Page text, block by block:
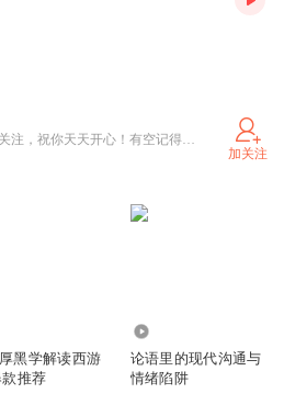
我是沐心，谢谢你的关注，祝你天天开心！有空记得来听我的书！
加关注
黑学解读西游
推荐
论语里的现代沟通与
情绪陷阱